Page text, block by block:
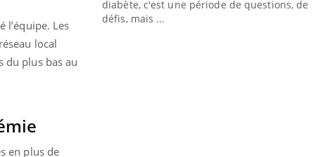
l’équipe. Les
local
du plus bas au
en plus de
plage, piscine,
air… Nos mains
diabète, c'est une période de questions, de
défis, mais ...